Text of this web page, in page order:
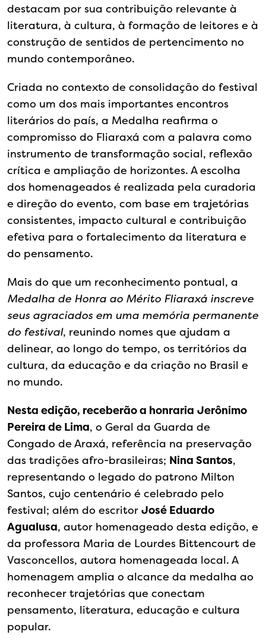
destacam por sua contribuição relevante à
literatura, à cultura, à formação de leitores e à
construção de sentidos de pertencimento no
mundo contemporâneo.
Criada no contexto de consolidação do festival
como um dos mais importantes encontros
literários do país, a Medalha reafirma o
compromisso do Fliaraxá com a palavra como
instrumento de transformação social, reflexão
crítica e ampliação de horizontes. A escolha
dos homenageados é realizada pela curadoria
e direção do evento, com base em trajetórias
consistentes, impacto cultural e contribuição
efetiva para o fortalecimento da literatura e
do pensamento.
Mais do que um reconhecimento pontual, a
Medalha de Honra ao Mérito Fliaraxá inscreve
seus agraciados em uma memória permanente
do festival, reunindo nomes que ajudam a
delinear, ao longo do tempo, os territórios da
cultura, da educação e da criação no Brasil e
no mundo.
Nesta edição, receberão a honraria Jerônimo
Pereira de Lima, o Geral da Guarda de
Congado de Araxá, referência na preservação
das tradições afro-brasileiras; Nina Santos,
representando o legado do patrono Milton
Santos, cujo centenário é celebrado pelo
festival; além do escritor José Eduardo
Agualusa, autor homenageado desta edição, e
da professora Maria de Lourdes Bittencourt de
Vasconcellos, autora homenageada local. A
homenagem amplia o alcance da medalha ao
reconhecer trajetórias que conectam
pensamento, literatura, educação e cultura
popular.